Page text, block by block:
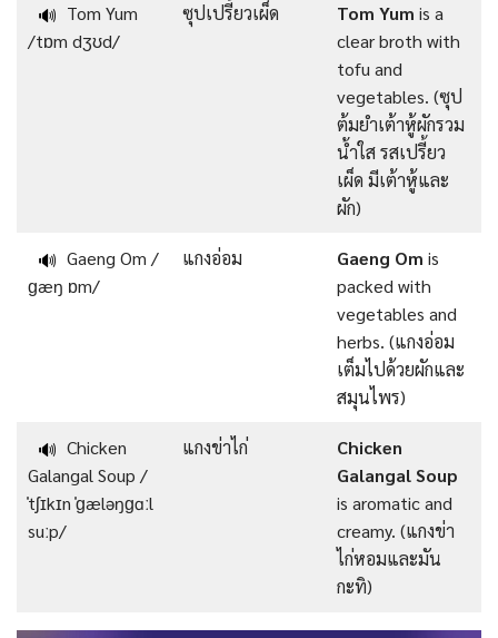
🔊 Tom Yum
/tɒm dʒʊd/
ซุปเปรี้ยวเผ็ด Tom Yum is a
clear broth with
tofu and
vegetables. (ซุป
ต้มยำเต้าหู้ผักรวม
น้ำใส รสเปรี้ยว
เผ็ด มีเต้าหู้และ
ผัก)
🔊 Gaeng Om /
ɡæŋ ɒm/
แกงอ่อม Gaeng Om is
packed with
vegetables and
herbs. (แกงอ่อม
เต็มไปด้วยผักและ
สมุนไพร)
🔊 Chicken
Galangal Soup /
ˈtʃɪkɪn ˈɡæləŋɡɑːl
suːp/
แกงข่าไก่
Chicken
Galangal Soup
is aromatic and
creamy. (แกงข่า
ไก่หอมและมัน
กะทิ)